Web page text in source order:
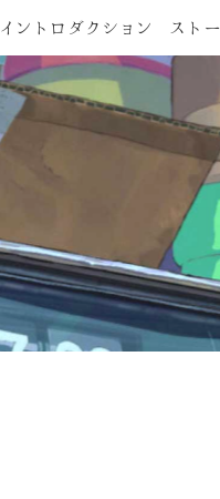
イントロダクション スト